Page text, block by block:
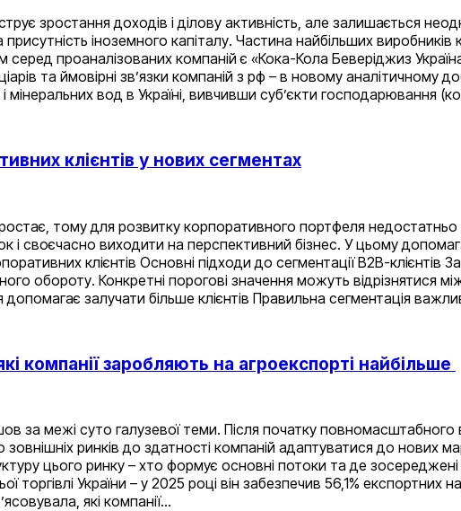
зростання доходів і ділову активність, але залишається
іноземного капіталу. Частина найбільших
проаналізованих компаній є «Кока-Кола Беверіджиз
та ймовірні зв’язки компаній з рф – в новому аналітичному
мінеральних вод в Україні, вивчивши субʼєкти господарювання
клієнтів у нових сегментах
тому для розвитку корпоративного портфеля
і своєчасно виходити на перспективний бізнес. У цьому
клієнтів Основні підходи до сегментації B2B-клієнтів
обороту. Конкретні порогові значення можуть відрізнятися
залучати більше клієнтів Правильна сегментація
компанії заробляють на агроекспорті найбільше
за межі суто галузевої теми. Після початку повномасштабного
зовнішніх ринків до здатності компаній адаптуватися до
цього ринку – хто формує основні потоки та де
торгівлі України – у 2025 році він забезпечив 56,1%
які компанії…